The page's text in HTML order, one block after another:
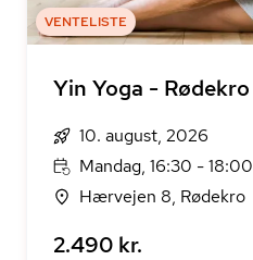
VENTELISTE
Yin Yoga - Rødekro
10. august, 2026
Mandag, 16:30 - 18:00
Hærvejen 8, Rødekro
2.490 kr.